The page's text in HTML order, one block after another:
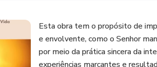
Esta obra tem o propósito de
e envolvente, como o Senhor
por meio da prática sincera da
experiências marcantes e